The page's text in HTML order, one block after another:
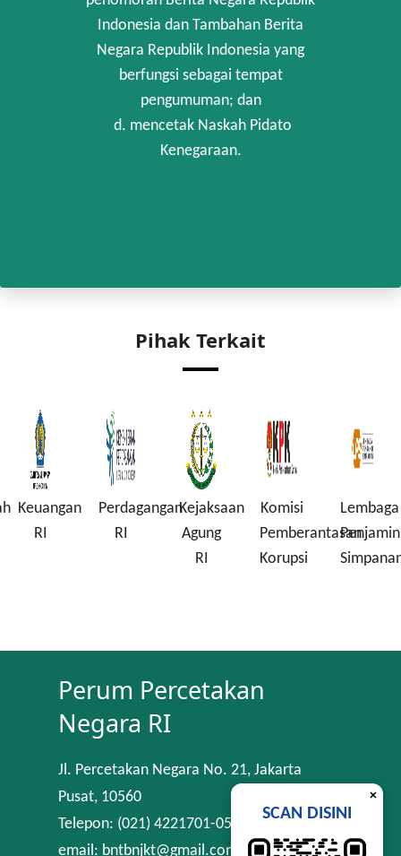
Indonesia dan Tambahan Berita
Negara Republik Indonesia yang
berfungsi sebagai tempat
pengumuman; dan
d. mencetak Naskah Pidato
Kenegaraan.
Pihak Terkait
Keuangan
RI
Perdagangan
RI
Kejaksaan
Agung
RI
Komisi
Pemberantasan
Korupsi
Lembaga
Penjamin
Perum Percetakan
Negara RI
Jl. Percetakan Negara No. 21, Jakarta
Pusat, 10560
Telepon: (021) 4221701-05
email: bntbnjkt@gmail.com
×
SCAN DISINI